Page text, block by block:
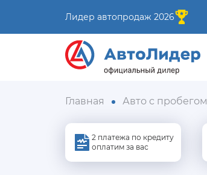
Лидер автопродаж 2026
Главная Авто с пробегом
2 платежа по кредиту
оплатим за вас